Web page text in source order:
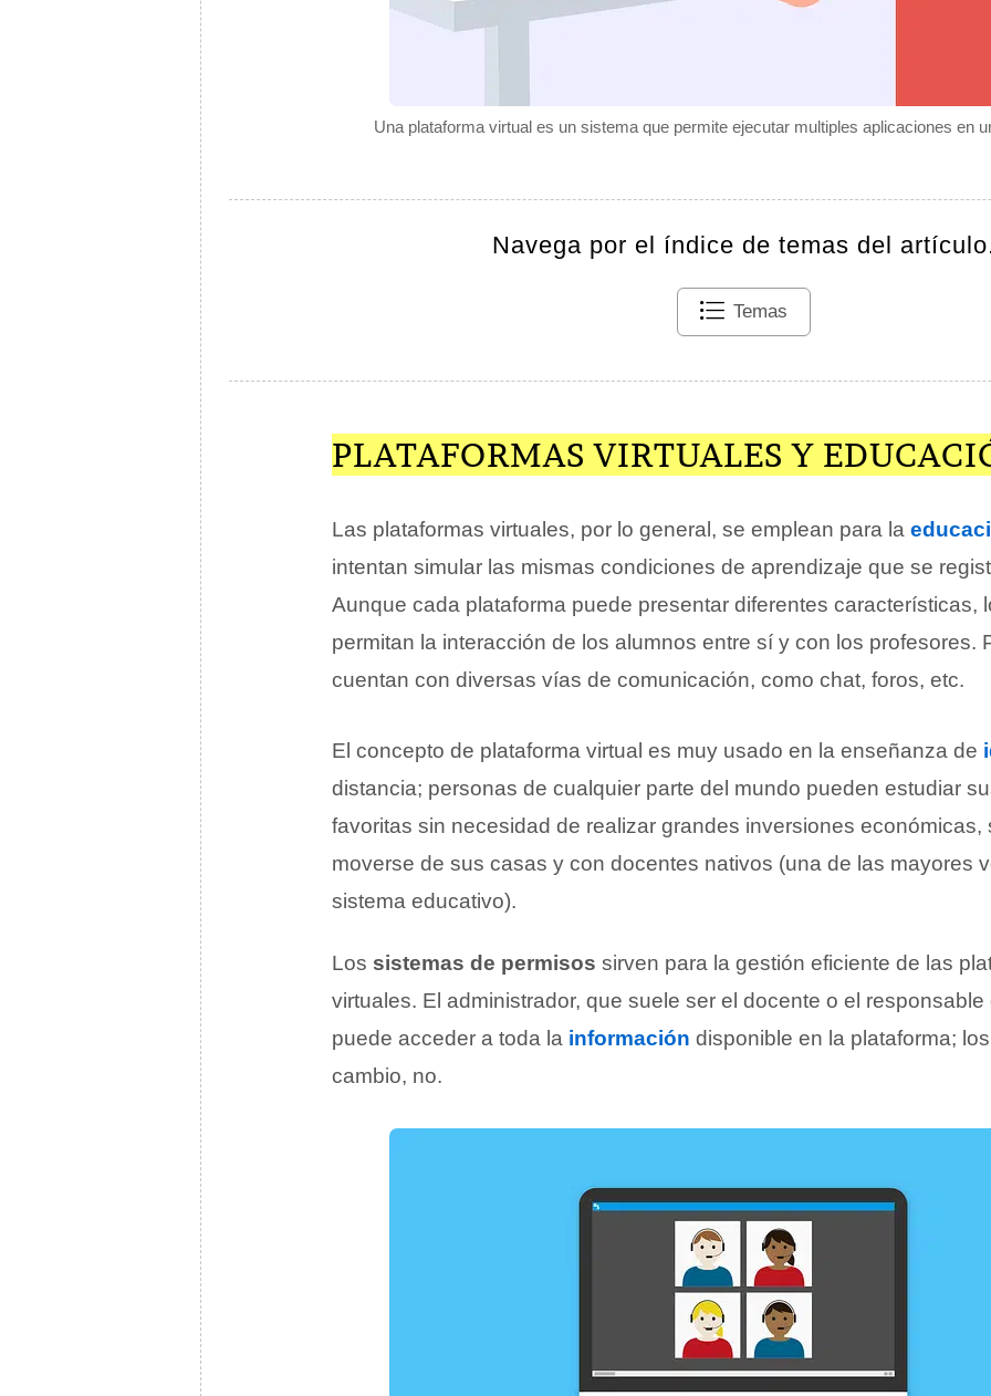
Una plataforma virtual es un sistema que permite ejecutar multiples aplicaciones en
Navega por el índice de temas del
Temas
PLATAFORMAS VIRTUALES Y
Las plataformas virtuales, por lo general, se emplean para la
intentan simular las mismas condiciones de aprendizaje que se
Aunque cada plataforma puede presentar diferentes características,
permitan la interacción de los alumnos entre sí y con los profesores.
cuentan con diversas vías de comunicación, como chat, foros, etc.
El concepto de plataforma virtual es muy usado en la enseñanza de
distancia; personas de cualquier parte del mundo pueden estudiar
favoritas sin necesidad de realizar grandes inversiones económicas,
moverse de sus casas y con docentes nativos (una de las mayores
sistema educativo).
Los sistemas de permisos sirven para la gestión eficiente de las
virtuales. El administrador, que suele ser el docente o el responsable
puede acceder a toda la información disponible en la plataforma;
cambio, no.